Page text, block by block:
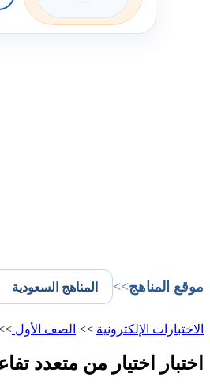
موقع المناهج>>
الاختبارات الإلكترونية >> الصف الأول
اختبار اختيار من متعدد